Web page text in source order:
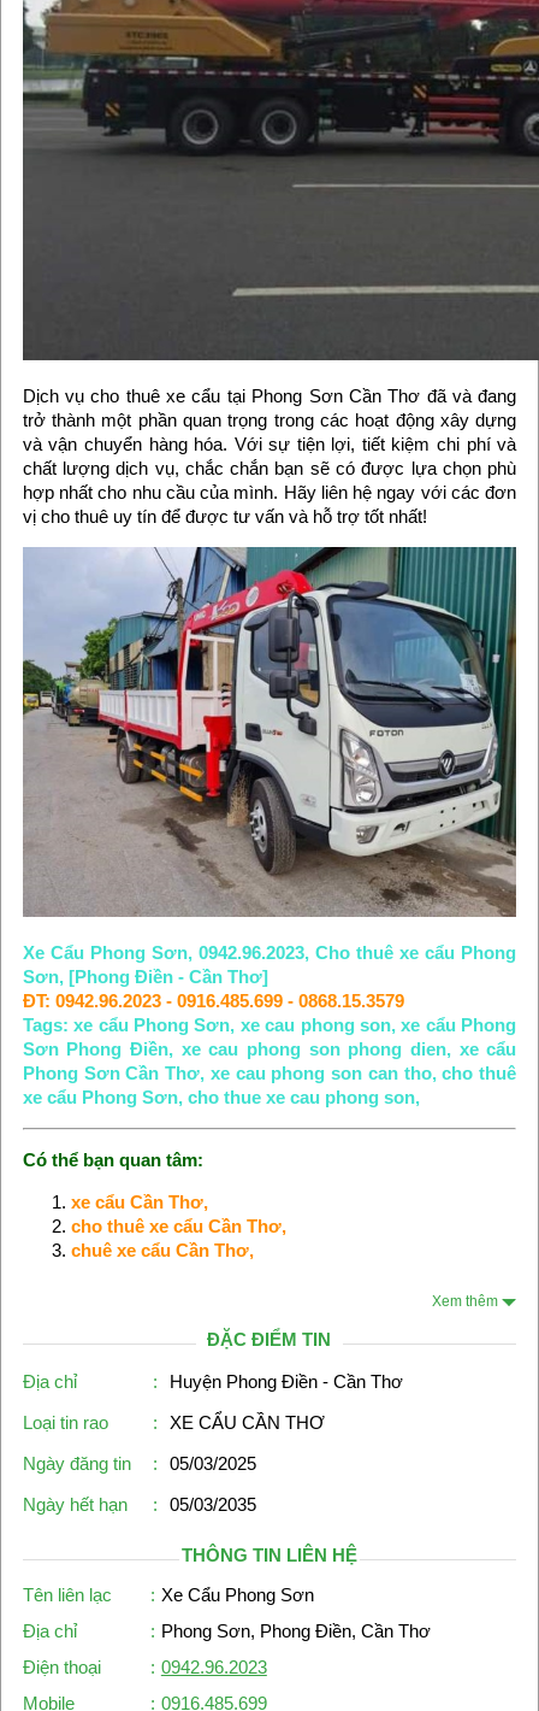
Dịch vụ cho thuê xe cẩu tại Phong Sơn Cần Thơ đã và đang
trở thành một phần quan trọng trong các hoạt động xây dựng
và vận chuyển hàng hóa. Với sự tiện lợi, tiết kiệm chi phí và
chất lượng dịch vụ, chắc chắn bạn sẽ có được lựa chọn phù
hợp nhất cho nhu cầu của mình. Hãy liên hệ ngay với các đơn
vị cho thuê uy tín để được tư vấn và hỗ trợ tốt nhất!
Xe Cẩu Phong Sơn, 0942.96.2023, Cho thuê xe cẩu Phong
Sơn, [Phong Điền - Cần Thơ]
ĐT: 0942.96.2023 - 0916.485.699 - 0868.15.3579
Tags: ​xe cẩu Phong Sơn, xe cau phong son, xe cẩu Phong
Sơn Phong Điền, xe cau phong son phong dien, xe cẩu
Phong Sơn Cần Thơ, xe cau phong son can tho, cho thuê
xe cẩu Phong Sơn, cho thue xe cau phong son,
Có thể bạn quan tâm:
xe cẩu Cần Thơ,
cho thuê xe cẩu Cần Thơ,
chuê xe cẩu Cần Thơ,
Xem thêm
ĐẶC ĐIỂM TIN
Địa chỉ :
Huyện Phong Điền - Cần Thơ
Loại tin rao
:
XE CẨU CẦN THƠ
Ngày đăng tin
:
05/03/2025
Ngày hết hạn
: 05/03/2035
THÔNG TIN LIÊN HỆ
Tên liên lạc
: Xe Cẩu Phong Sơn
Địa chỉ
: Phong Sơn, Phong Điền, Cần Thơ
Điện thoại
: 0942.96.2023
Mobile
: 0916.485.699